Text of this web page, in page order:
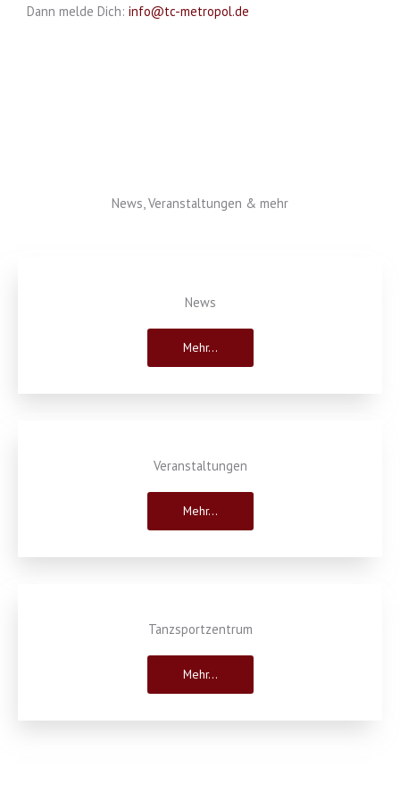
Dann melde Dich: info@tc-metropol.de
News, Veranstaltungen & mehr
News
Mehr...
Veranstaltungen
Mehr...
Tanzsportzentrum
Mehr...